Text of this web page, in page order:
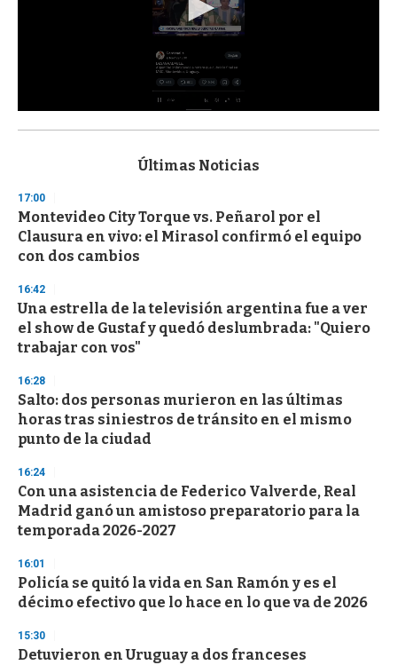
s
d
s
o
f
3
s
e
c
o
n
s
Últimas Noticias
17:00
Montevideo City Torque vs. Peñarol por el
Clausura en vivo: el Mirasol confirmó el equipo
con dos cambios
16:42
Una estrella de la televisión argentina fue a ver
el show de Gustaf y quedó deslumbrada: "Quiero
trabajar con vos"
16:28
Salto: dos personas murieron en las últimas
horas tras siniestros de tránsito en el mismo
punto de la ciudad
16:24
Con una asistencia de Federico Valverde, Real
Madrid ganó un amistoso preparatorio para la
temporada 2026-2027
16:01
Policía se quitó la vida en San Ramón y es el
décimo efectivo que lo hace en lo que va de 2026
15:30
Detuvieron en Uruguay a dos franceses